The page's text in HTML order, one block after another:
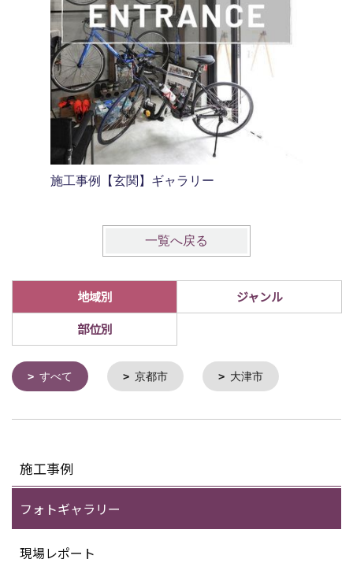
施工事例【玄関】ギャラリー
一覧へ戻る
地域別
ジャンル
部位別
すべて 京都市 大津市
施工事例
フォトギャラリー
現場レポート